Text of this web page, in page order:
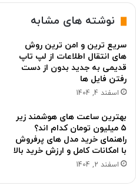
نوشته های مشابه
سریع ترین و امن ترین روش
های انتقال اطلاعات از لپ تاپ
قدیمی به جدید بدون از دست
رفتن فایل ها
اسفند 4, 1404
بهترین ساعت های هوشمند زیر
۵ میلیون تومان کدام اند؟
راهنمای خرید مدل های پرفروش
با امکانات کامل و ارزش خرید بالا
اسفند 2, 1404